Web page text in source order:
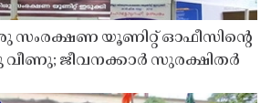
സംരക്ഷണ യൂണിറ്റ് ഓഫീസിൻ്റെ
വീണു; ജീവനക്കാർ സുരക്ഷിതർ